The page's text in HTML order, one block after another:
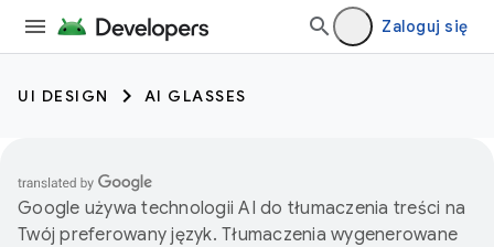
Zaloguj się
UI DESIGN AI GLASSES
Google używa technologii AI do tłumaczenia treści na
Twój preferowany język. Tłumaczenia wygenerowane